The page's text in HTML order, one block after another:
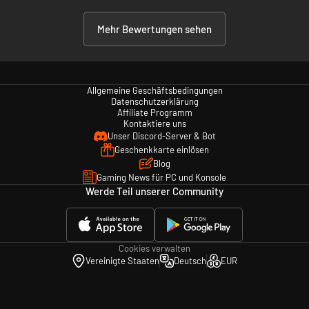
Mehr Bewertungen sehen
Allgemeine Geschäftsbedingungen
Datenschutzerklärung
Affiliate Programm
Kontaktiere uns
Unser Discord-Server & Bot
Geschenkkarte einlösen
Blog
Gaming News für PC und Konsole
Werde Teil unserer Community
Cookies verwalten
Vereinigte Staaten
Deutsch EUR